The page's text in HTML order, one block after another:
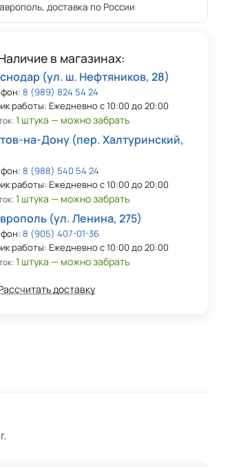
доставка по России
в магазинах:
(ул. ш. Нефтяников, 28)
8 (989) 824 54 24
работы: Ежедневно с 10:00 до 20:00
1 штука — можно забрать
на-Дону (пер. Халтуринский,
8 (988) 540 54 24
работы: Ежедневно с 10:00 до 20:00
1 штука — можно забрать
(ул. Ленина, 275)
8 (905) 407-01-36
работы: Ежедневно с 10:00 до 20:00
1 штука — можно забрать
доставку